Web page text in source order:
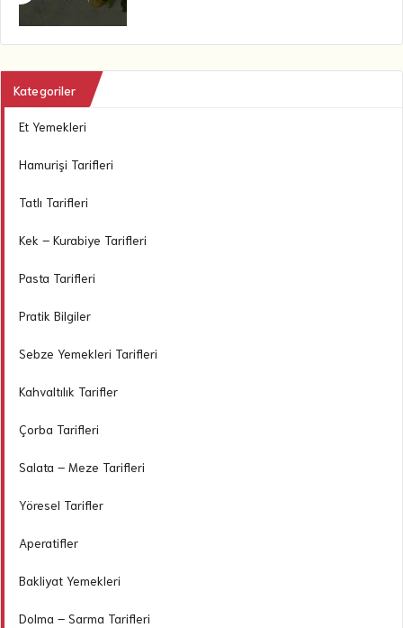
Kategoriler
Et Yemekleri
Hamurişi Tarifleri
Tatlı Tarifleri
Kek – Kurabiye Tarifleri
Pasta Tarifleri
Pratik Bilgiler
Sebze Yemekleri Tarifleri
Kahvaltılık Tarifler
Çorba Tarifleri
Salata – Meze Tarifleri
Yöresel Tarifler
Aperatifler
Bakliyat Yemekleri
Dolma – Sarma Tarifleri